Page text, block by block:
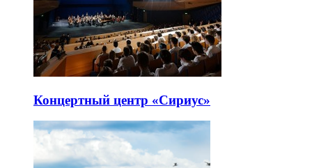
Концертный центр «Сириус»